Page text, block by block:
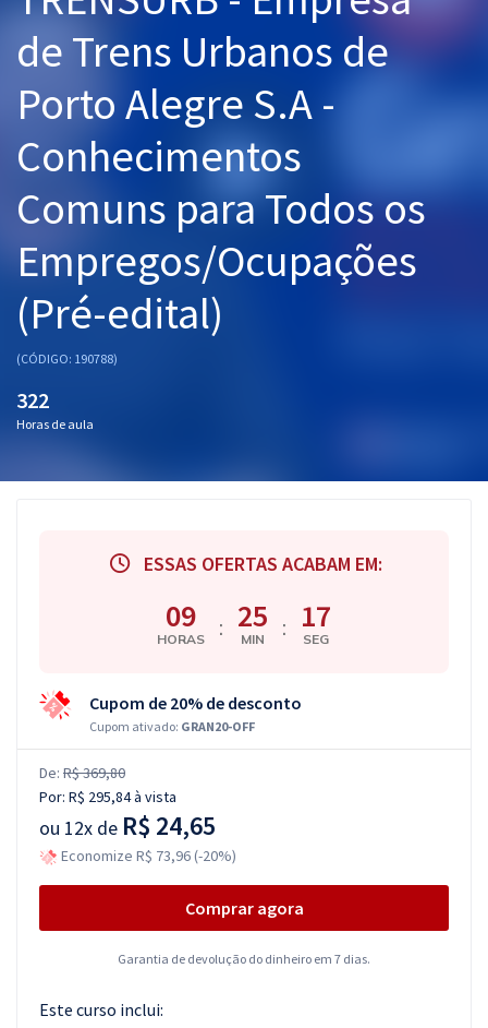
Graduação
OAB
Mentorias
Questões grátis
Conteúdo gratuito
Blog
Aprovados
de Trens Urbanos de
Porto Alegre S.A -
Conhecimentos
Comuns para Todos os
Empregos/Ocupações
(Pré-edital)
(CÓDIGO: 190788)
322
Horas de aula
ESSAS OFERTAS ACABAM EM:
09
HORAS : 25
MIN : 16
SEG
Cupom de 20% de desconto
Cupom ativado: GRAN20-OFF
De: R$ 369,80
Por: R$ 295,84à vista
ou 12x de R$ 24,65
Economize R$ 73,96 (-20%)
Comprar agora
Garantia de devolução do dinheiro em 7 dias.
Este curso inclui: